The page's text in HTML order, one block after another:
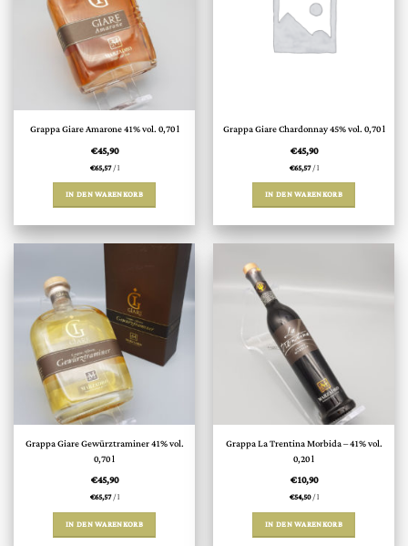
Grappa Giare Amarone 41% vol. 0,70 l
€45,90
€65,57/l
IN DEN WARENKORB
Grappa Giare Chardonnay 45% vol. 0,70 l
€45,90
€65,57/l
IN DEN WARENKORB
Grappa Giare Gewürztraminer 41% vol.
0,70 l
€45,90
€65,57/l
IN DEN WARENKORB
Grappa La Trentina Morbida – 41% vol.
0,20 l
€10,90
€54,50/l
IN DEN WARENKORB